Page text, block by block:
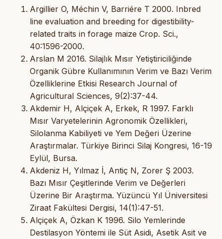
Argillier O, Méchin V, Barriére T 2000. Inbred
line evaluation and breeding for digestibility-
related traits in forage maize Crop. Sci.,
40:1596-2000.
Arslan M 2016. Silajlık Mısır Yetiştiriciliğinde
Organik Gübre Kullanımının Verim ve Bazı Verim
Özelliklerine Etkisi Research Journal of
Agricultural Sciences, 9(2):37-44.
Akdemir H, Alçiçek A, Erkek, R 1997. Farklı
Mısır Varyetelerinin Agronomik Özellikleri,
Silolanma Kabiliyeti ve Yem Değeri Üzerine
Araştırmalar. Türkiye Birinci Silaj Kongresi, 16-19
Eylül, Bursa.
Akdeniz H, Yılmaz İ, Antiç N, Zorer Ş 2003.
Bazı Mısır Çeşitlerinde Verim ve Değerleri
Üzerine Bir Araştırma. Yüzüncü Yıl Üniversitesi
Ziraat Fakültesi Dergisi, 14(1):47-51.
Alçiçek A, Özkan K 1996. Silo Yemlerinde
Destilasyon Yöntemi ile Süt Asidi, Asetik Asit ve